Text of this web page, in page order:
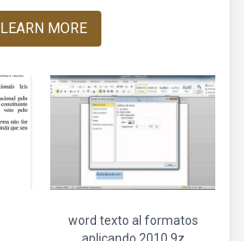
LEARN MORE
word texto al formatos